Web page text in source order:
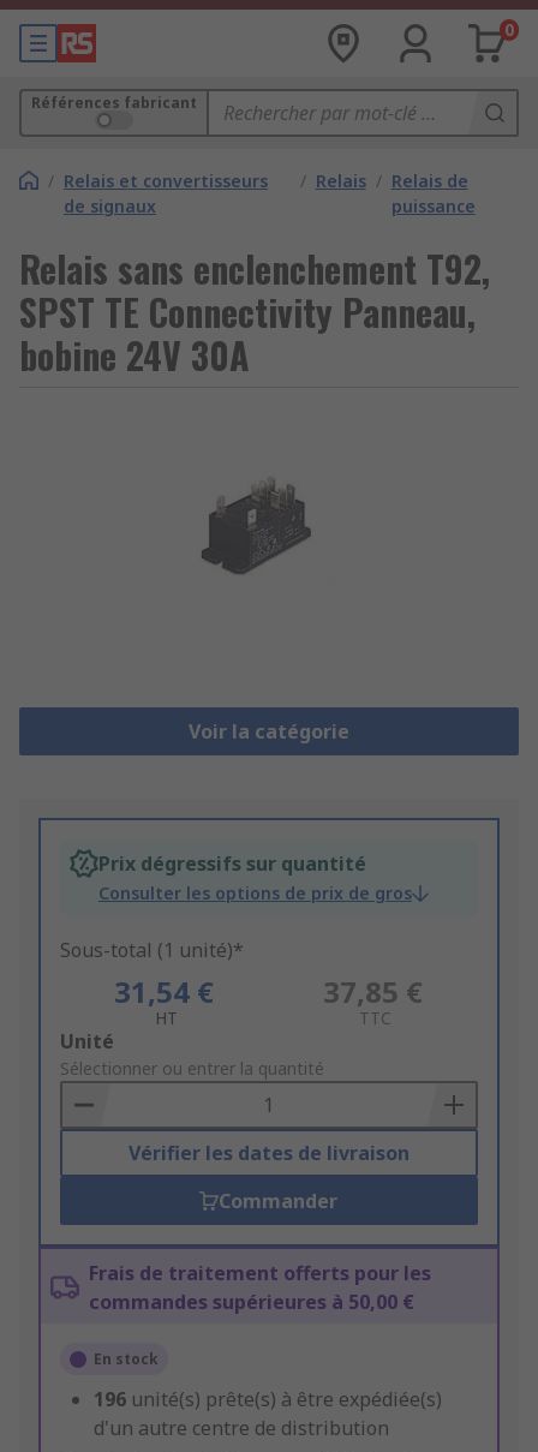
0
Références fabricant
/ Relais et convertisseurs
de signaux
/ Relais / Relais de
puissance
Relais sans enclenchement T92,
SPST TE Connectivity Panneau,
bobine 24V 30A
Voir la catégorie
Prix dégressifs sur quantité
Consulter les options de prix de gros
Sous-total (1 unité)*
31,54 €
HT
37,85 €
TTC
Add
to
Basket
Unité
Sélectionner ou entrer la quantité
Vérifier les dates de livraison
Commander
Frais de traitement offerts pour les
commandes supérieures à 50,00 €
En stock
196 unité(s) prête(s) à être expédiée(s)
d'un autre centre de distribution